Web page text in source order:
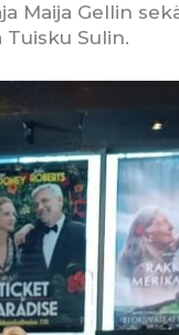
Maija Gellin
Sulin.